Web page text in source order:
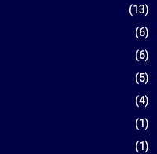
(13)
(6)
(6)
(5)
(4)
(1)
(1)